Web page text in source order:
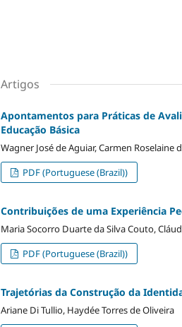
Artigos
Apontamentos para Práticas de
Educação Básica
Wagner José de Aguiar, Carmen Roselaine
PDF (Portuguese (Brazil))
Contribuições de uma Experiência
Maria Socorro Duarte da Silva Couto,
PDF (Portuguese (Brazil))
Trajetórias da Construção da
Ariane Di Tullio, Haydée Torres de Oliveira